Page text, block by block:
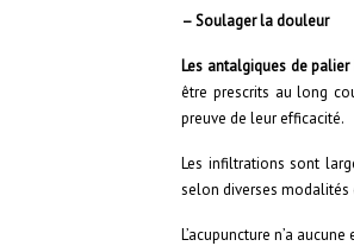
– Soulager la douleur
Les antalgiques de
être prescrits au long
preuve de leur efficacité.
Les infiltrations sont
selon diverses modalités
L’acupuncture n’a